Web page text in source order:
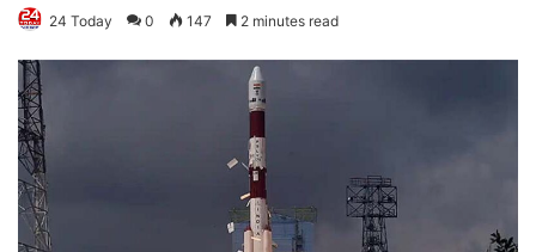
24 Today 0 147 2 minutes read